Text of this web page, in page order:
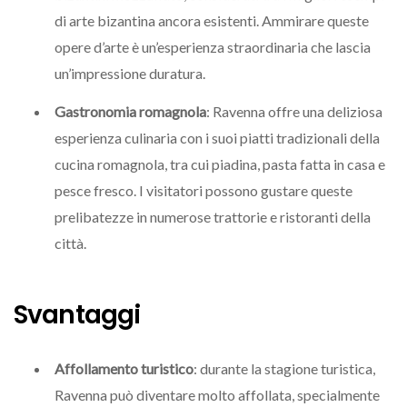
di arte bizantina ancora esistenti. Ammirare queste
opere d’arte è un’esperienza straordinaria che lascia
un’impressione duratura.
Gastronomia romagnola: Ravenna offre una deliziosa
esperienza culinaria con i suoi piatti tradizionali della
cucina romagnola, tra cui piadina, pasta fatta in casa e
pesce fresco. I visitatori possono gustare queste
prelibatezze in numerose trattorie e ristoranti della
città.
Svantaggi
Affollamento turistico: durante la stagione turistica,
Ravenna può diventare molto affollata, specialmente